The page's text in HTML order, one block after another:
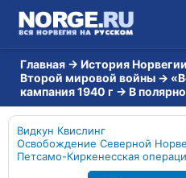
Главная → История Норвегии
Второй мировой войны →
кампания 1940 г → В
Видкун Квислинг
Освобождение Северной
Петсамо-Киркенесская